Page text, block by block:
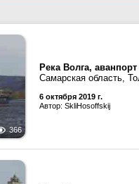
366
Река Волга,
Самарская область,
6 октября 2019 г.
Автор: SkliHosoffskij